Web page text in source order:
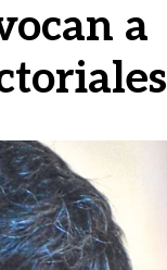
a